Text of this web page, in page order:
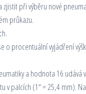
při výběru nové
průkazu.
procentuální vyjádření
a hodnota 16
v palcích (1“ = 25,4 mm).